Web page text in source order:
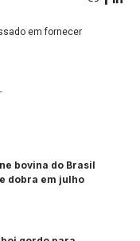
em fornecer
bovina do Brasil
dobra em julho